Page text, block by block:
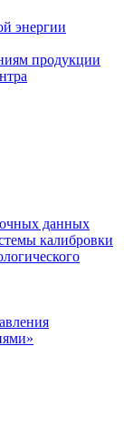
энергии
продукции
данных
калибровки